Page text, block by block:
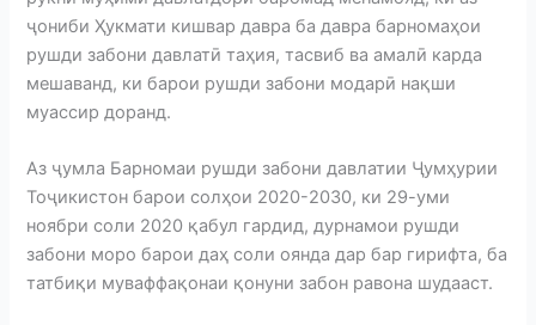
ҷониби Ҳукмати кишвар давра ба давра барномаҳои
рушди забони давлатӣ таҳия, тасвиб ва амалӣ карда
мешаванд, ки барои рушди забони модарӣ нақши
муассир доранд.
Аз ҷумла Барномаи рушди забони давлатии Ҷумҳурии
Тоҷикистон барои солҳои 2020-2030, ки 29-уми
ноябри соли 2020 қабул гардид, дурнамои рушди
забони моро барои даҳ соли оянда дар бар гирифта, ба
татбиқи муваффақонаи қонуни забон равона шудааст.